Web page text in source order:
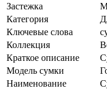
Застежка
Категория
Ключевые слова
Коллекция
Краткое описание
Модель сумки
Наименование